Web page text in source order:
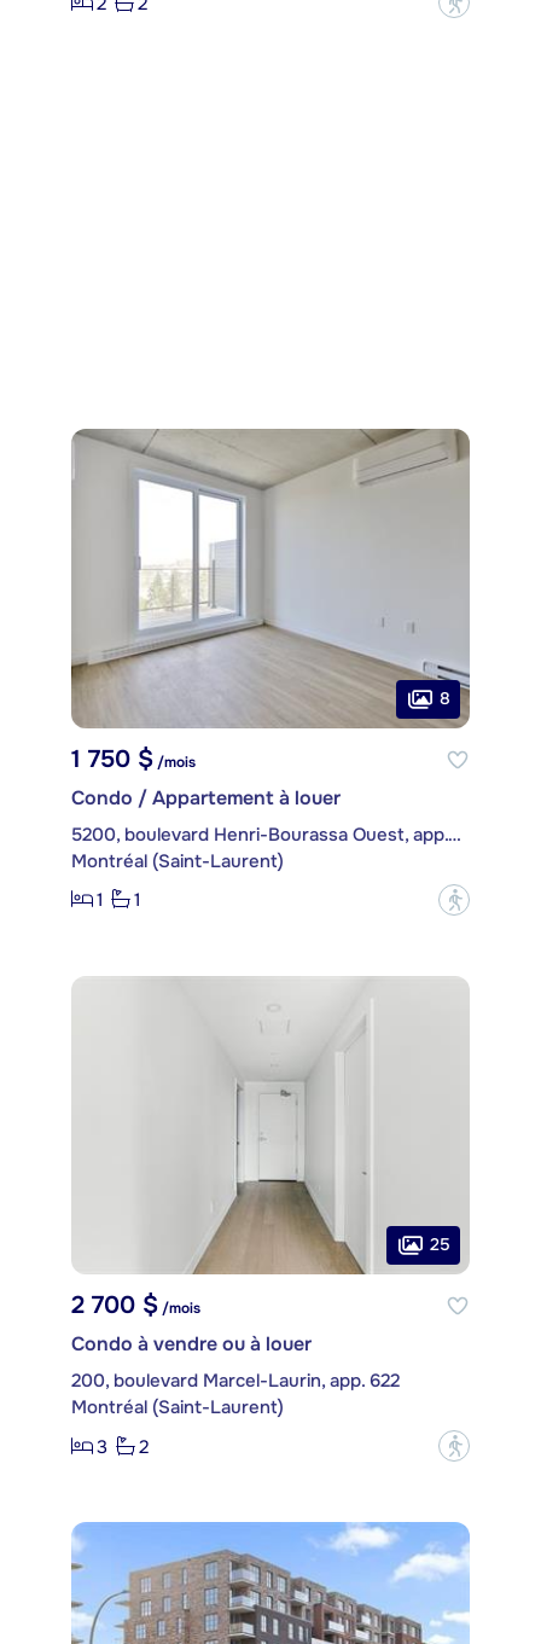
8
1 750 $ /mois
Condo / Appartement à louer
5200, boulevard Henri-Bourassa Ouest, app. 516
Montréal (Saint-Laurent)
1
1 ?
25
2 700 $/mois
Condo à vendre ou à louer
200, boulevard Marcel-Laurin, app. 622
Montréal (Saint-Laurent)
3
2 ?